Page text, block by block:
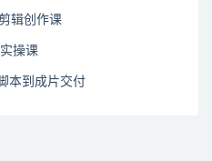
辑创作课
操课
本到成片交付